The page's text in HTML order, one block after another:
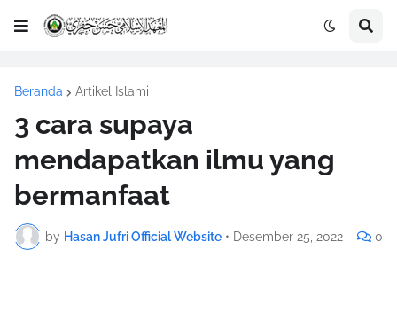
Beranda Artikel Islami
3 cara supaya
mendapatkan ilmu yang
bermanfaat
by Hasan Jufri Official Website • Desember 25, 2022 0